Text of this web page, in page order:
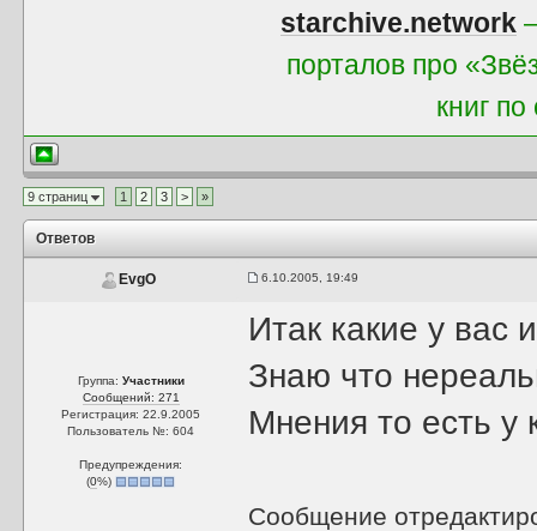
starchive.network
порталов про
книг
9 страниц 1 2 3 > »
Ответов
EvgO 6.10.2005, 19:49
Группа: Участники
Сообщений: 271
Регистрация: 22.9.2005
Пользователь №: 604
Предупреждения:
(0%)
Итак какие у вас
Знаю что
Мнения то есть у
Сообщение